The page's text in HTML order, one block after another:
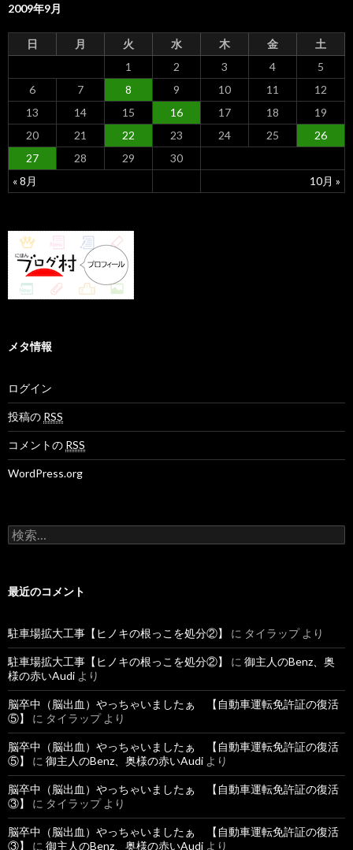
2009年9月
日 月 火 水 木 金 土
« 8月 10月 »
1 2 3 4
5
6
7 8 9 10 11
12
13
14 15 16 17 18
19
20
21 22 23 24 25
26
27
28 29 30
メタ情報
ログイン
投稿の RSS
コメントの RSS
WordPress.org
検
索
最近のコメント
駐車場拡大工事【ヒノキの根っこを処分②】 に タイラップより
駐車場拡大工事【ヒノキの根っこを処分②】 に 御主人のBenz、奥
様の赤いAudi より
脳卒中（脳出血）やっちゃいましたぁ 【自動車運転免許証の復活
⑤】
に タイラップより
脳卒中（脳出血）やっちゃいましたぁ 【自動車運転免許証の復活
⑤】
に 御主人のBenz、奥様の赤いAudi より
脳卒中（脳出血）やっちゃいましたぁ 【自動車運転免許証の復活
③】
に タイラップより
脳卒中（脳出血）やっちゃいましたぁ 【自動車運転免許証の復活
③】
に 御主人のBenz、奥様の赤いAudi より